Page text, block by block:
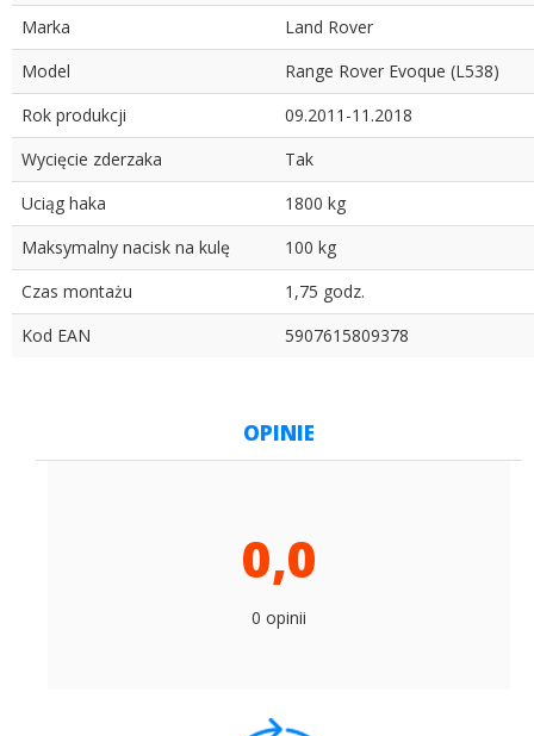
Marka
Land Rover
Model
Range Rover Evoque (L538)
Rok produkcji
09.2011-11.2018
Wycięcie zderzaka
Tak
Uciąg haka
1800 kg
Maksymalny nacisk na kulę
100 kg
Czas montażu
1,75 godz.
Kod EAN
5907615809378
OPINIE
0,0
0 opinii